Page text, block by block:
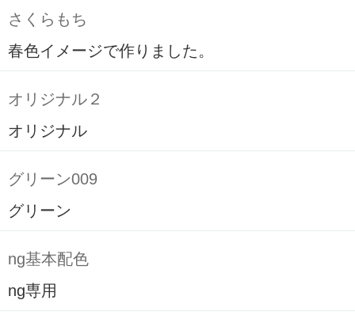
さくらもち
春色イメージで作りました。
オリジナル２
オリジナル
グリーン009
グリーン
ng基本配色
ng専用